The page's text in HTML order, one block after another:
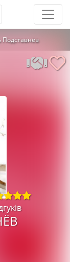
Подставнёв